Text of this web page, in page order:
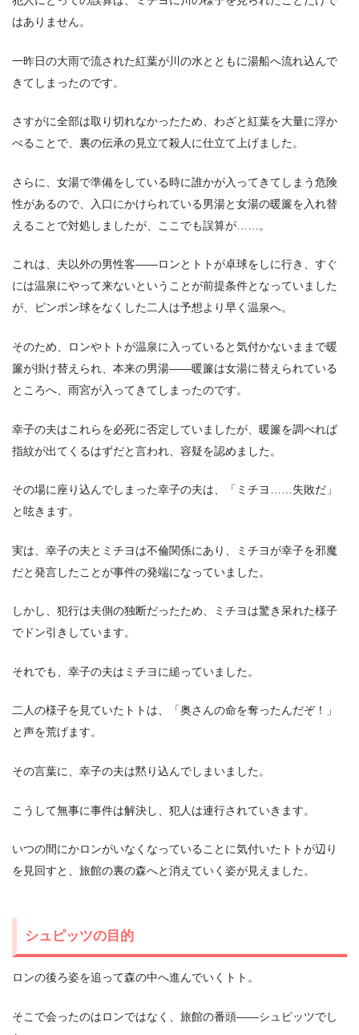
はありません。
一昨日の大雨で流された紅葉が川の水とともに湯船へ流れ込んで
きてしまったのです。
さすがに全部は取り切れなかったため、わざと紅葉を大量に浮か
べることで、裏の伝承の見立て殺人に仕立て上げました。
さらに、女湯で準備をしている時に誰かが入ってきてしまう危険
性があるので、入口にかけられている男湯と女湯の暖簾を入れ替
えることで対処しましたが、ここでも誤算が……。
これは、夫以外の男性客――ロンとトトが卓球をしに行き、すぐ
には温泉にやって来ないということが前提条件となっていました
が、ピンポン球をなくした二人は予想より早く温泉へ。
そのため、ロンやトトが温泉に入っていると気付かないままで暖
簾が掛け替えられ、本来の男湯――暖簾は女湯に替えられている
ところへ、雨宮が入ってきてしまったのです。
幸子の夫はこれらを必死に否定していましたが、暖簾を調べれば
指紋が出てくるはずだと言われ、容疑を認めました。
その場に座り込んでしまった幸子の夫は、「ミチヨ……失敗だ」
と呟きます。
実は、幸子の夫とミチヨは不倫関係にあり、ミチヨが幸子を邪魔
だと発言したことが事件の発端になっていました。
しかし、犯行は夫側の独断だったため、ミチヨは驚き呆れた様子
でドン引きしています。
それでも、幸子の夫はミチヨに縋っていました。
二人の様子を見ていたトトは、「奥さんの命を奪ったんだぞ！」
と声を荒げます。
その言葉に、幸子の夫は黙り込んでしまいました。
こうして無事に事件は解決し、犯人は連行されていきます。
いつの間にかロンがいなくなっていることに気付いたトトが辺り
を見回すと、旅館の裏の森へと消えていく姿が見えました。
シュピッツの目的
ロンの後ろ姿を追って森の中へ進んでいくトト。
そこで会ったのはロンではなく、旅館の番頭――シュピッツでし